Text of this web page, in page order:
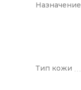
Назначение
Тип кожи